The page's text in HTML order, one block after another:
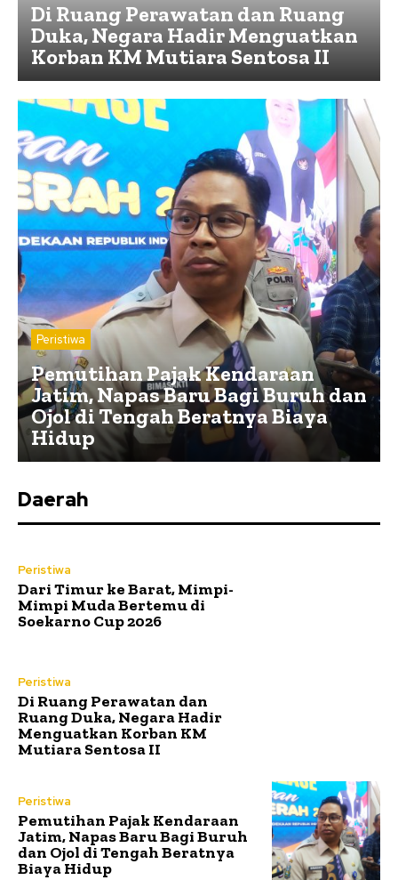
Di Ruang Perawatan dan Ruang
Duka, Negara Hadir Menguatkan
Korban KM Mutiara Sentosa II
Peristiwa
Pemutihan Pajak Kendaraan
Jatim, Napas Baru Bagi Buruh dan
Ojol di Tengah Beratnya Biaya
Hidup
Daerah
Peristiwa
Dari Timur ke Barat, Mimpi-
Mimpi Muda Bertemu di
Soekarno Cup 2026
Peristiwa
Di Ruang Perawatan dan
Ruang Duka, Negara Hadir
Menguatkan Korban KM
Mutiara Sentosa II
Peristiwa
Pemutihan Pajak Kendaraan
Jatim, Napas Baru Bagi Buruh
dan Ojol di Tengah Beratnya
Biaya Hidup